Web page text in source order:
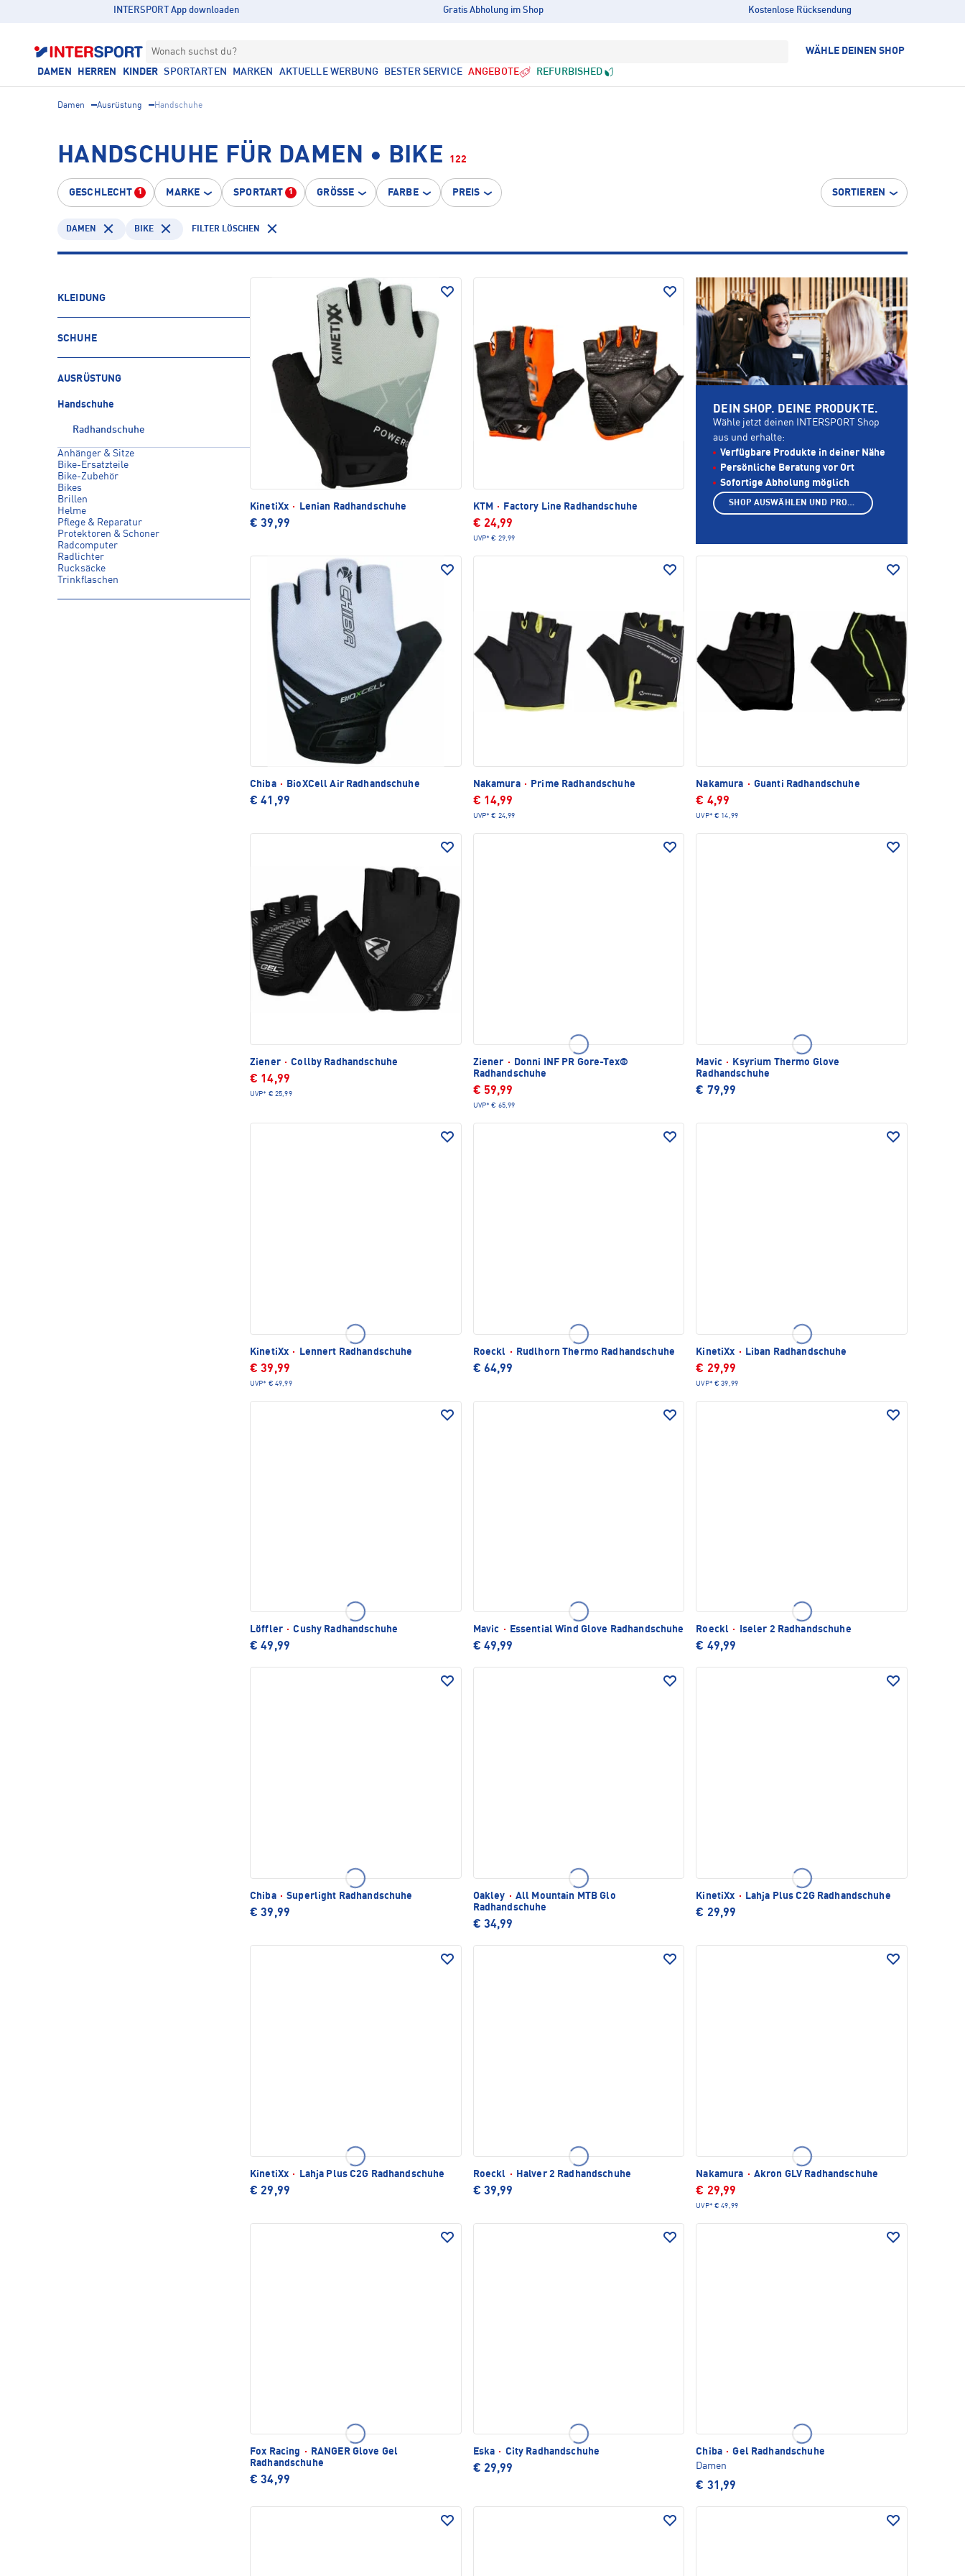
INTERSPORT App downloaden Gratis Abholung im Shop Kostenlose Rücksendung
Wonach suchst du? WÄHLE DEINEN SHOP
DAMEN HERREN KINDER SPORTARTEN MARKEN AKTUELLE WERBUNG BESTER SERVICE ANGEBOTE REFURBISHED
Damen Ausrüstung Handschuhe
HANDSCHUHE FÜR DAMEN • BIKE 122
GESCHLECHT 1 MARKE SPORTART 1 GRÖSSE FARBE PREIS SORTIEREN
DAMEN BIKE FILTER LÖSCHEN
KLEIDUNG
SCHUHE
AUSRÜSTUNG
Handschuhe
Radhandschuhe
Anhänger & Sitze
Bike-Ersatzteile
Bike-Zubehör
Bikes
Brillen
Helme
Pflege & Reparatur
Protektoren & Schoner
Radcomputer
Radlichter
Rucksäcke
Trinkflaschen
KinetiXx · Lenian Radhandschuhe
€ 39,99
KTM · Factory Line Radhandschuhe
€ 24,99
UVP* € 29,99
Chiba · BioXCell Air Radhandschuhe
€ 41,99
Nakamura · Prime Radhandschuhe
€ 14,99
UVP* € 24,99
Nakamura · Guanti Radhandschuhe
€ 4,99
UVP* € 14,99
Ziener · Collby Radhandschuhe
€ 14,99
UVP* € 25,99
Ziener ·
Donni INF PR Gore-Tex®
Radhandschuhe
€ 59,99
UVP* € 65,99
Mavic ·
Ksyrium Thermo Glove
Radhandschuhe
€ 79,99
KinetiXx · Lennert Radhandschuhe
€ 39,99
UVP* € 49,99
Roeckl · Rudlhorn Thermo Radhandschuhe
€ 64,99
KinetiXx · Liban Radhandschuhe
€ 29,99
UVP* € 39,99
Löffler · Cushy Radhandschuhe
€ 49,99
Mavic · Essential Wind Glove Radhandschuhe
€ 49,99
Roeckl · Iseler 2 Radhandschuhe
€ 49,99
Chiba · Superlight Radhandschuhe
€ 39,99
Oakley · All Mountain MTB Glo
Radhandschuhe
€ 34,99
KinetiXx · Lahja Plus C2G Radhandschuhe
€ 29,99
KinetiXx · Lahja Plus C2G Radhandschuhe
€ 29,99
Roeckl · Halver 2 Radhandschuhe
€ 39,99
Nakamura · Akron GLV Radhandschuhe
€ 29,99
UVP* € 49,99
Fox Racing ·
RANGER Glove Gel
Radhandschuhe
€ 34,99
Eska · City Radhandschuhe
€ 29,99
Chiba · Gel Radhandschuhe
Damen
€ 31,99
DEIN SHOP. DEINE PRODUKTE.
Wähle jetzt deinen INTERSPORT Shop
aus und erhalte:
Verfügbare Produkte in deiner Nähe
Persönliche Beratung vor Ort
Sofortige Abholung möglich
SHOP AUSWÄHLEN UND PRODUKTE ANZEIGEN